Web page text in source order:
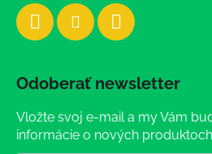
Odoberať newsletter
Vložte svoj e-mail a my Vám
informácie o nových